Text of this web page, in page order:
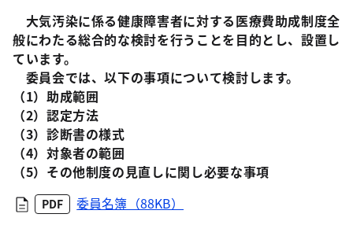
大気汚染に係る健康障害者に対する医療費助成制度全
般にわたる総合的な検討を行うことを目的とし、設置し
ています。
委員会では、以下の事項について検討します。
（1）助成範囲
（2）認定方法
（3）診断書の様式
（4）対象者の範囲
（5）その他制度の見直しに関し必要な事項
PDF 委員名簿（88KB）